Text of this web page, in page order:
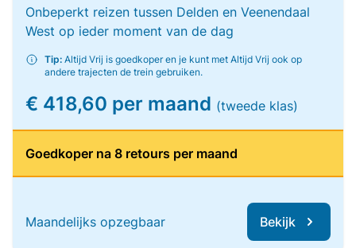
Onbeperkt reizen tussen Delden en Veenendaal
West op ieder moment van de dag
Tip: Altijd Vrij is goedkoper en je kunt met Altijd Vrij ook op
andere trajecten de trein gebruiken.
€ 418,60 per maand (tweede klas)
Goedkoper na 8 retours per maand
Maandelijks opzegbaar Bekijk